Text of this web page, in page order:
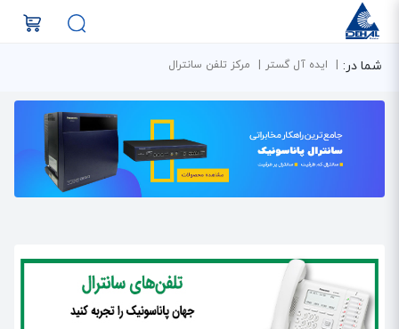
شما در: ایده آل گستر مرکز تلفن سانترال